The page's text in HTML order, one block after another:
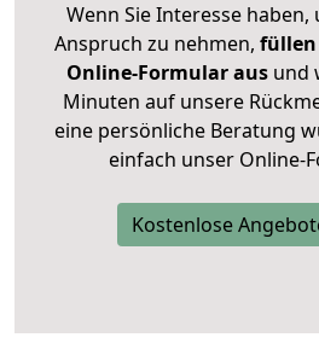
Wenn Sie Interesse haben,
Anspruch zu nehmen, füllen
Online-Formular ausund
Minuten auf unsere
eine persönliche Beratung
einfach unser Online-
Kostenlose